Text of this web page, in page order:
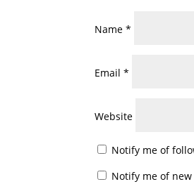
Name*
Email*
Website
Notify me of
Notify me of